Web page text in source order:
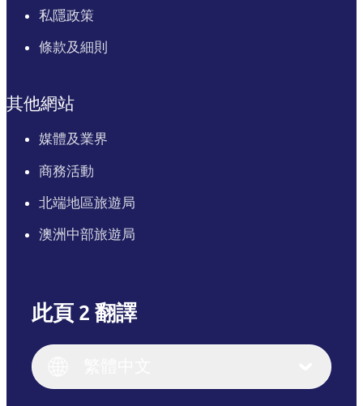
私隱政策
條款及細則
其他網站
媒體及業界
商務活動
北端地區旅遊局
澳洲中部旅遊局
此頁 2 翻譯
English (US)